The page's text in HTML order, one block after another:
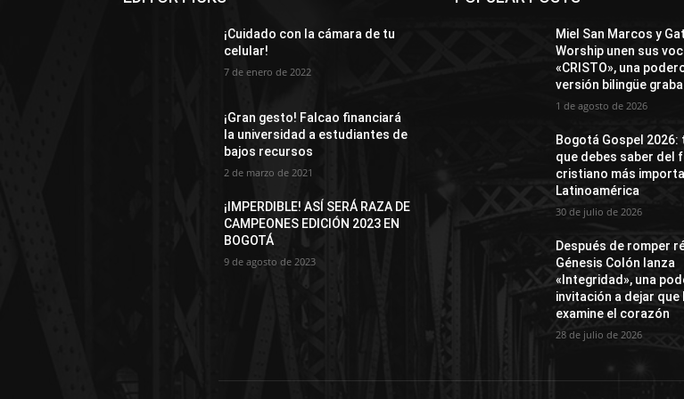
¡Cuidado con la cámara de tu
celular!
7 de enero de 2022
¡Gran gesto! Falcao financiará
la universidad a estudiantes de
bajos recursos
2 de marzo de 2021
¡IMPERDIBLE! ASÍ SERÁ RAZA DE
CAMPEONES EDICIÓN 2023 EN
BOGOTÁ
9 de agosto de 2023
Miel San Marcos y
Worship unen sus
«CRISTO», una
versión bilingüe
1 de agosto de 2026
Bogotá Gospel
que debes saber del
cristiano más
Latinoamérica
30 de julio de 2026
Después de romper
Génesis Colón lanza
«Integridad», una
invitación a dejar que
examine el corazón
28 de julio de 2026